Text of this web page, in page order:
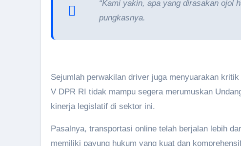
“Kami yakin, apa yang dirasakan ojol
pungkasnya.
Sejumlah perwakilan driver juga menyuarakan
V DPR RI tidak mampu segera merumuskan
kinerja legislatif di sektor ini.
Pasalnya, transportasi online telah berjalan lebih
memiliki payung hukum yang kuat dan